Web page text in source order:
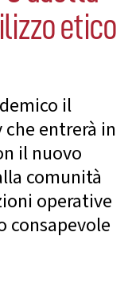
etico
il
entrerà in
il nuovo
comunità
operative
consapevole